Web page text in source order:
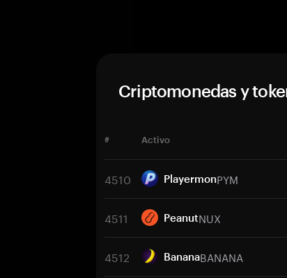
Criptomonedas y
# Activo
4510 PlayermonPYM
4511 PeanutNUX
4512 BananaBANANA